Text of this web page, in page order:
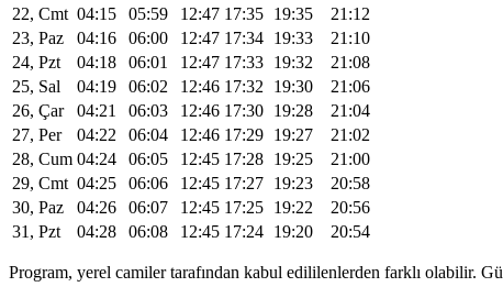
22, Cmt 04:15 05:59 12:47 17:35 19:35
21:12
23, Paz
04:16 06:00 12:47 17:34 19:33
21:10
24, Pzt
04:18 06:01 12:47 17:33 19:32
21:08
25, Sal
04:19 06:02 12:46 17:32 19:30
21:06
26, Çar
04:21 06:03 12:46 17:30 19:28
21:04
27, Per
04:22 06:04 12:46 17:29 19:27
21:02
28, Cum 04:24 06:05 12:45 17:28 19:25
21:00
29, Cmt 04:25 06:06 12:45 17:27 19:23
20:58
30, Paz
04:26 06:07 12:45 17:25 19:22
20:56
31, Pzt
04:28 06:08 12:45 17:24 19:20 20:54
Program, yerel camiler tarafından kabul edililenlerden farklı olabilir.